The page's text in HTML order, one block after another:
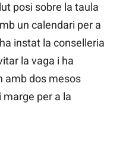
posi sobre la taula
un calendari per a
instat la conselleria
la vaga i ha
amb dos mesos
marge per a la